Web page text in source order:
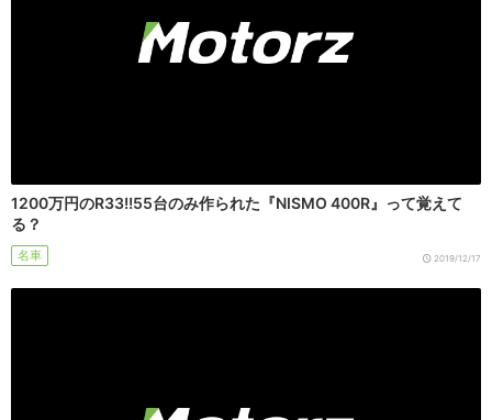
1200万円のR33!!55台のみ作られた『NISMO 400R』って覚えて
る？
名車 2019/12/17